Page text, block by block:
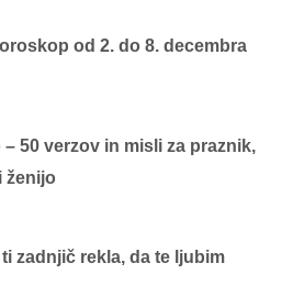
od 2. do 8. decembra
50 verzov in misli za praznik,
ženijo
zadnjič rekla, da te ljubim